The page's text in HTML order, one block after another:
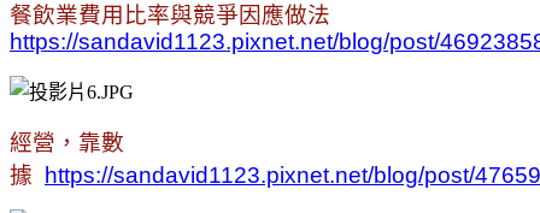
餐飲業費用比率與競爭因應做法
https://sandavid1123.pixnet.net/blog/post/
經營，靠數
據
https://sandavid1123.pixnet.net/blog/post/